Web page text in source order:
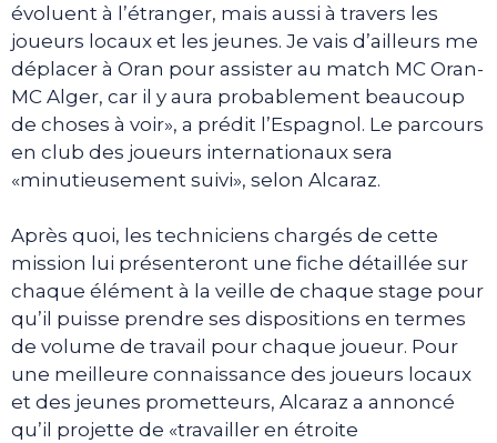
évoluent à l’étranger, mais aussi à travers les
joueurs locaux et les jeunes. Je vais d’ailleurs me
déplacer à Oran pour assister au match MC Oran-
MC Alger, car il y aura probablement beaucoup
de choses à voir», a prédit l’Espagnol. Le parcours
en club des joueurs internationaux sera
«minutieusement suivi», selon Alcaraz.
Après quoi, les techniciens chargés de cette
mission lui présenteront une fiche détaillée sur
chaque élément à la veille de chaque stage pour
qu’il puisse prendre ses dispositions en termes
de volume de travail pour chaque joueur. Pour
une meilleure connaissance des joueurs locaux
et des jeunes prometteurs, Alcaraz a annoncé
qu’il projette de «travailler en étroite